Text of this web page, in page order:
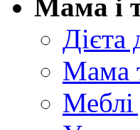
Мама і
Дієта
Мама
Меблі